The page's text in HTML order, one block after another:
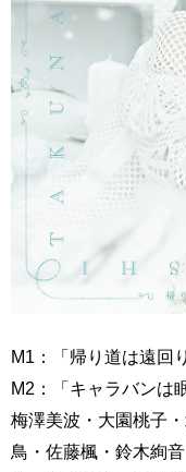
M1：「帰り道は遠回
M2：「キャラバンは
梅澤美波・大園桃子
鳥・佐藤楓・鈴木絢